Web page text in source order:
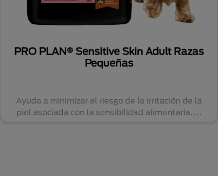
PRO PLAN® Sensitive Skin Adult Razas
Pequeñas
Ayuda a minimizar el riesgo de la irritación de la
piel asociada con la sensibilidad alimentaria....